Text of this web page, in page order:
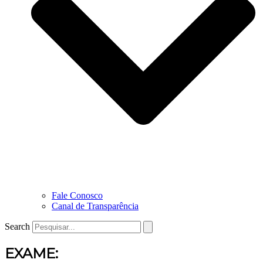
Fale Conosco
Canal de Transparência
Search
EXAME: